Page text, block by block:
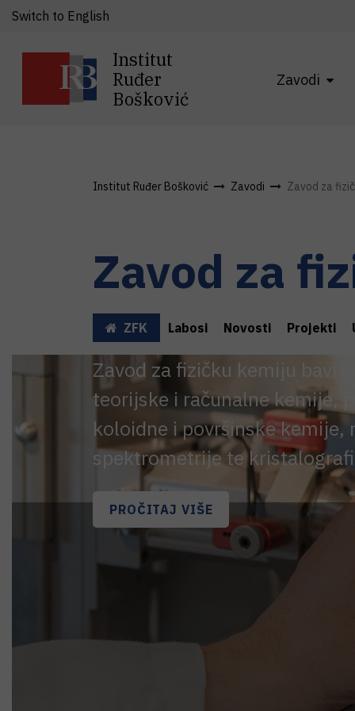
Institut
Ruđer
Bošković
Zavodi
Switch to English
Institut Ruđer Bošković Zavodi Zavod za
Zavod za
ZFK Labosi Novosti Projekti
Zavod za fizičku kemiju bavi
teorijske i računalne kemije,
koloidne i površinske kemije,
spektrometrije te
PROČITAJ VIŠE